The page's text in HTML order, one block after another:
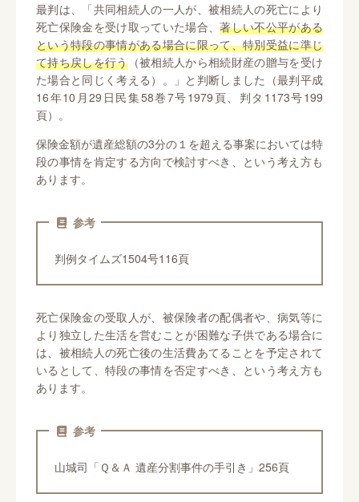
最判は、「共同相続人の一人が、被相続人の死亡により
死亡保険金を受け取っていた場合、著しい不公平がある
という特段の事情がある場合に限って、特別受益に準じ
て持ち戻しを行う（被相続人から相続財産の贈与を受け
た場合と同じく考える）。」と判断しました（最判平成
16年10月29日民集58巻7号1979頁、判タ1173号199
頁）。
保険金額が遺産総額の3分の１を超える事案においては特
段の事情を肯定する方向で検討すべき、という考え方も
あります。
参考
判例タイムズ1504号116頁
死亡保険金の受取人が、被保険者の配偶者や、病気等に
より独立した生活を営むことが困難な子供である場合に
は、被相続人の死亡後の生活費あてることを予定されて
いるとして、特段の事情を否定すべき、という考え方も
あります。
参考
山城司「Ｑ＆Ａ 遺産分割事件の手引き」256頁